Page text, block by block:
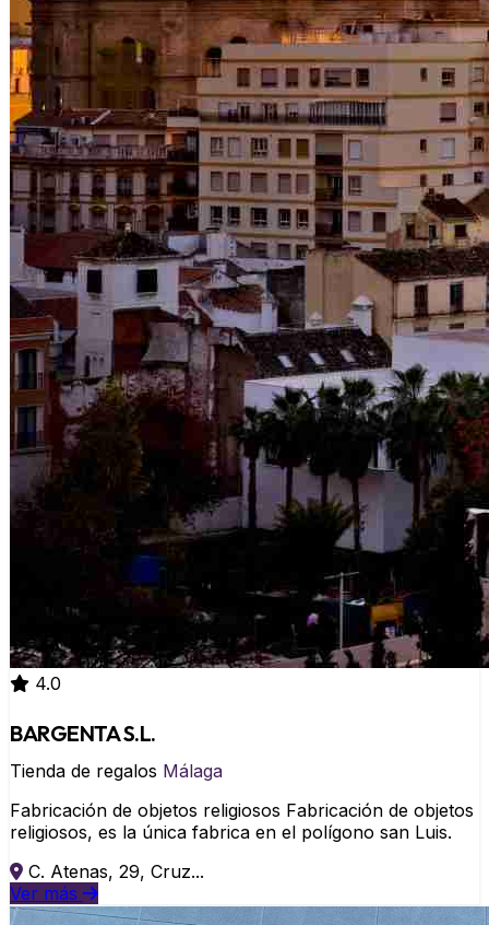
4.0
BARGENTA S.L.
Tienda de regalos Málaga
Fabricación de objetos religiosos Fabricación de objetos
religiosos, es la única fabrica en el polígono san Luis.
C. Atenas, 29, Cruz...
Ver más